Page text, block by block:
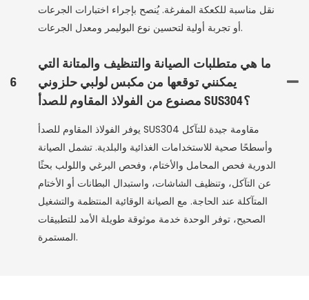
نقل مناسبة للكعكة المفرغة. يُنصح بإجراء اختبارات الجرعات
أو تجربة أولية لتحسين نوع البوليمر ومعدل الجرعات.
6
ما هي متطلبات الصيانة والتنظيف والمتانة التي
يمكنني توقعها من مكبس لولبي حلزوني
مصنوع من الفولاذ المقاوم للصدأ SUS304؟
يوفر الفولاذ المقاوم للصدأ SUS304 مقاومة جيدة للتآكل
وأسطحًا صحية للاستخدامات الغذائية والبلدية. تشمل الصيانة
الدورية فحص المحامل والأختام، وفحص البرغي واللولب بحثًا
عن التآكل، وتنظيف الشاشات، واستبدال البطانات أو الأختام
المتآكلة عند الحاجة. مع الصيانة الوقائية المنتظمة والتشغيل
الصحيح، توفر الوحدة خدمة موثوقة طويلة الأمد للتطبيقات
المستمرة.